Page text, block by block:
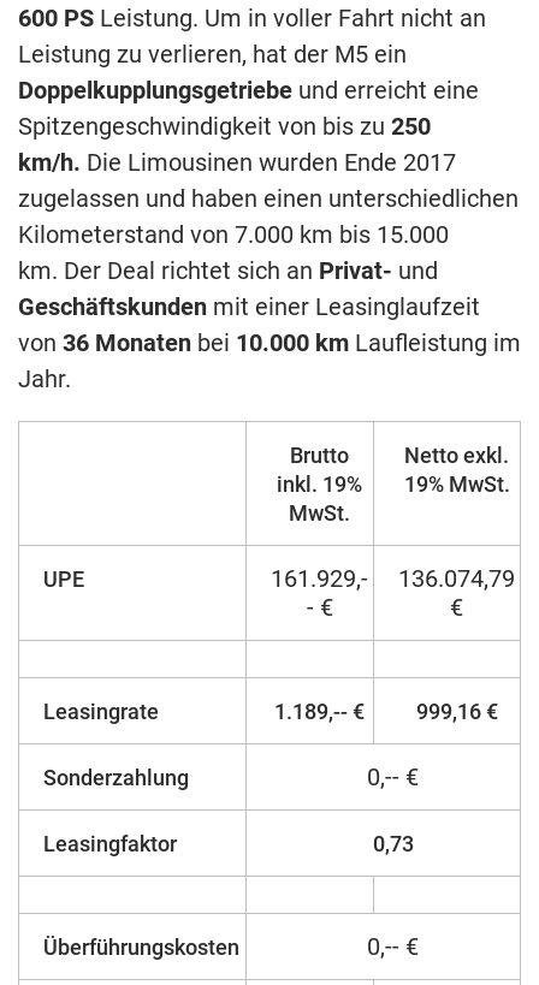
600 PS Leistung. Um in voller Fahrt nicht an
Leistung zu verlieren, hat der M5 ein
Doppelkupplungsgetriebe und erreicht eine
Spitzengeschwindigkeit von bis zu 250
km/h. Die Limousinen wurden Ende 2017
zugelassen und haben einen unterschiedlichen
Kilometerstand von 7.000 km bis 15.000
km. Der Deal richtet sich an Privat- und
Geschäftskunden mit einer Leasinglaufzeit
von 36 Monaten bei 10.000 km Laufleistung im
Jahr.
Brutto
inkl. 19%
MwSt.
Netto exkl.
19% MwSt.
UPE
161.929,-
- €
136.074,79
€
Leasingrate 1.189,-- € 999,16 €
Sonderzahlung 0,-- €
Leasingfaktor 0,73
Überführungskosten 0,-- €